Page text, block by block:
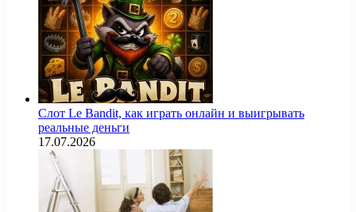
Слот Le Bandit, как играть онлайн и выигрывать
реальные деньги
17.07.2026